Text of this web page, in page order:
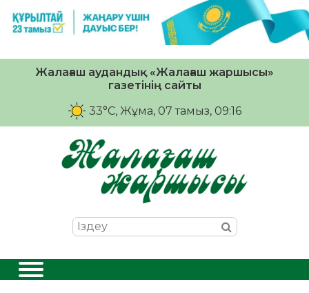
Жалағаш аудандық «Жалағаш жаршысы»
газетінің сайты
33°C, Жұма, 07 тамыз, 09:16